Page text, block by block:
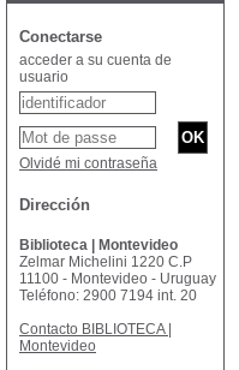
Conectarse
acceder a su cuenta de
usuario
Olvidé mi contraseña
Dirección
Biblioteca | Montevideo
Zelmar Michelini 1220 C.P
11100 - Montevideo - Uruguay
Teléfono: 2900 7194 int. 20
Contacto BIBLIOTECA |
Montevideo